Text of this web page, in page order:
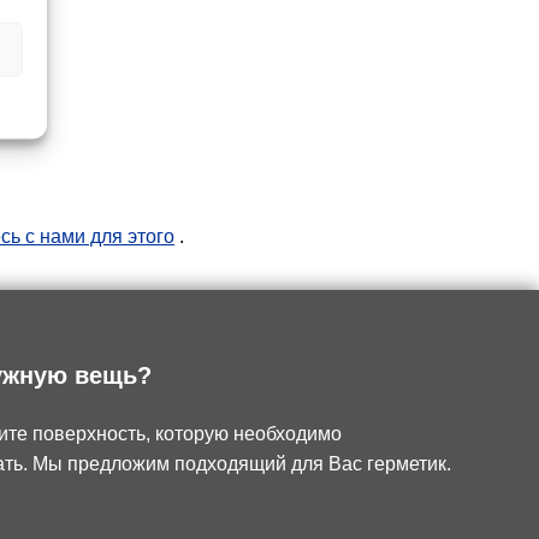
с нами для этого .
вещь?
поверхность, которую необходимо
Мы предложим подходящий для Вас герметик.